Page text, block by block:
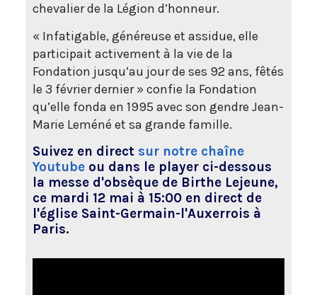
chevalier de la Légion d’honneur.
« Infatigable, généreuse et assidue, elle
participait activement à la vie de la
Fondation jusqu’au jour de ses 92 ans, fêtés
le 3 février dernier » confie la Fondation
qu’elle fonda en 1995 avec son gendre Jean-
Marie Leméné et sa grande famille.
Suivez en direct sur notre chaîne
Youtube ou dans le player ci-dessous
la messe d'obsèque de Birthe Lejeune,
ce mardi 12 mai à 15:00 en direct de
l'église Saint-Germain-l'Auxerrois à
Paris.